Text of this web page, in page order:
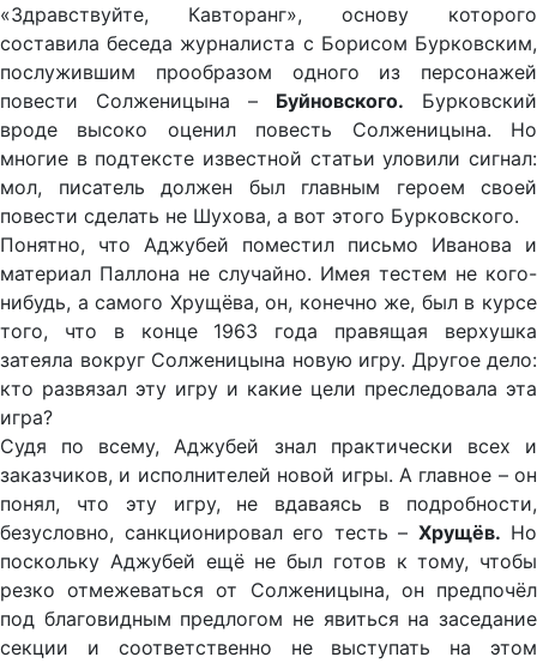
«Здравствуйте, Кавторанг», основу которого
составила беседа журналиста с Борисом Бурковским,
послужившим прообразом одного из персонажей
повести Солженицына – Буйновского. Бурковский
вроде высоко оценил повесть Солженицына. Но
многие в подтексте известной статьи уловили сигнал:
мол, писатель должен был главным героем своей
повести сделать не Шухова, а вот этого Бурковского.
Понятно, что Аджубей поместил письмо Иванова и
материал Паллона не случайно. Имея тестем не кого-
нибудь, а самого Хрущёва, он, конечно же, был в курсе
того, что в конце 1963 года правящая верхушка
затеяла вокруг Солженицына новую игру. Другое дело:
кто развязал эту игру и какие цели преследовала эта
игра?
Судя по всему, Аджубей знал практически всех и
заказчиков, и исполнителей новой игры. А главное – он
понял, что эту игру, не вдаваясь в подробности,
безусловно, санкционировал его тесть – Хрущёв. Но
поскольку Аджубей ещё не был готов к тому, чтобы
резко отмежеваться от Солженицына, он предпочёл
под благовидным предлогом не явиться на заседание
секции и соответственно не выступать на этом